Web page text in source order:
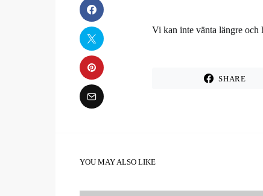
Vi kan inte vänta längre och
SHARE
YOU MAY ALSO LIKE